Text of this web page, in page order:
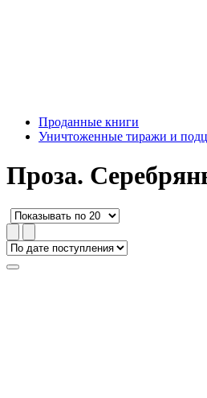
Проданные книги
Уничтоженные тиражи и
Проза.